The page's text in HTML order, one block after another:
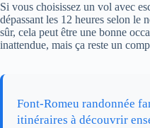
Si vous choisissez un vol avec
dépassant les 12 heures selon le
sûr, cela peut être une bonne
inattendue, mais ça reste un
Font-Romeu randonnée
itinéraires à découvrir